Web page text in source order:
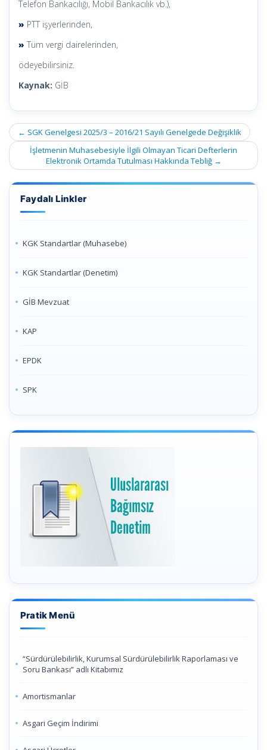
Telefon Bankacılığı, Mobil Bankacılık vb.),
» PTT işyerlerinden,
» Tüm vergi dairelerinden,
ödeyebilirsiniz.
Kaynak: GİB
Post
navigation
← SGK Genelgesi 2025/3 – 2016/21 Sayılı Genelgede Değişiklik
İşletmenin Muhasebesiyle İlgili Olmayan Ticari Defterlerin
Elektronik Ortamda Tutulması Hakkında Tebliğ →
Faydalı Linkler
KGK Standartlar (Muhasebe)
KGK Standartlar (Denetim)
GİB Mevzuat
KAP
EPDK
SPK
Pratik Menü
“Sürdürülebilirlik, Kurumsal Sürdürülebilirlik Raporlaması ve
Soru Bankası” adlı Kitabımız
Amortismanlar
Asgari Geçim İndirimi